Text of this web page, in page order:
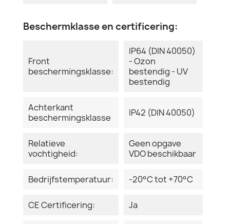
Beschermklasse en certificering:
Front
beschermingsklasse:
IP64 (DIN 40050)
- Ozon
bestendig - UV
bestendig
Achterkant
beschermingsklasse
IP42 (DIN 40050)
Relatieve
vochtigheid:
Geen opgave
VDO beschikbaar
Bedrijfstemperatuur: -20°C tot +70°C
CE Certificering: Ja